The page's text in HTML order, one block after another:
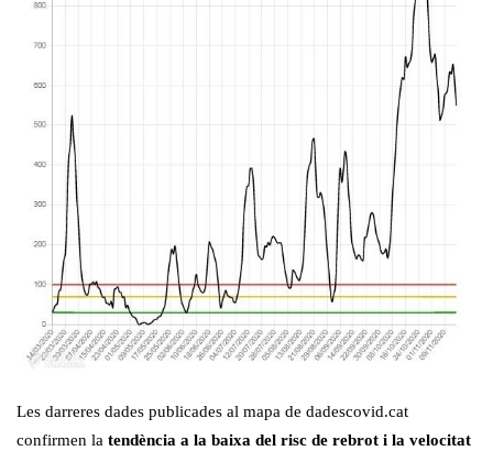
Les darreres dades publicades al mapa de dadescovid.cat
confirmen la tendència a la baixa del risc de rebrot i la velocitat